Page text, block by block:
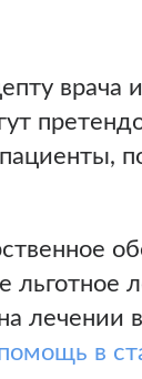
врача
лечении
в